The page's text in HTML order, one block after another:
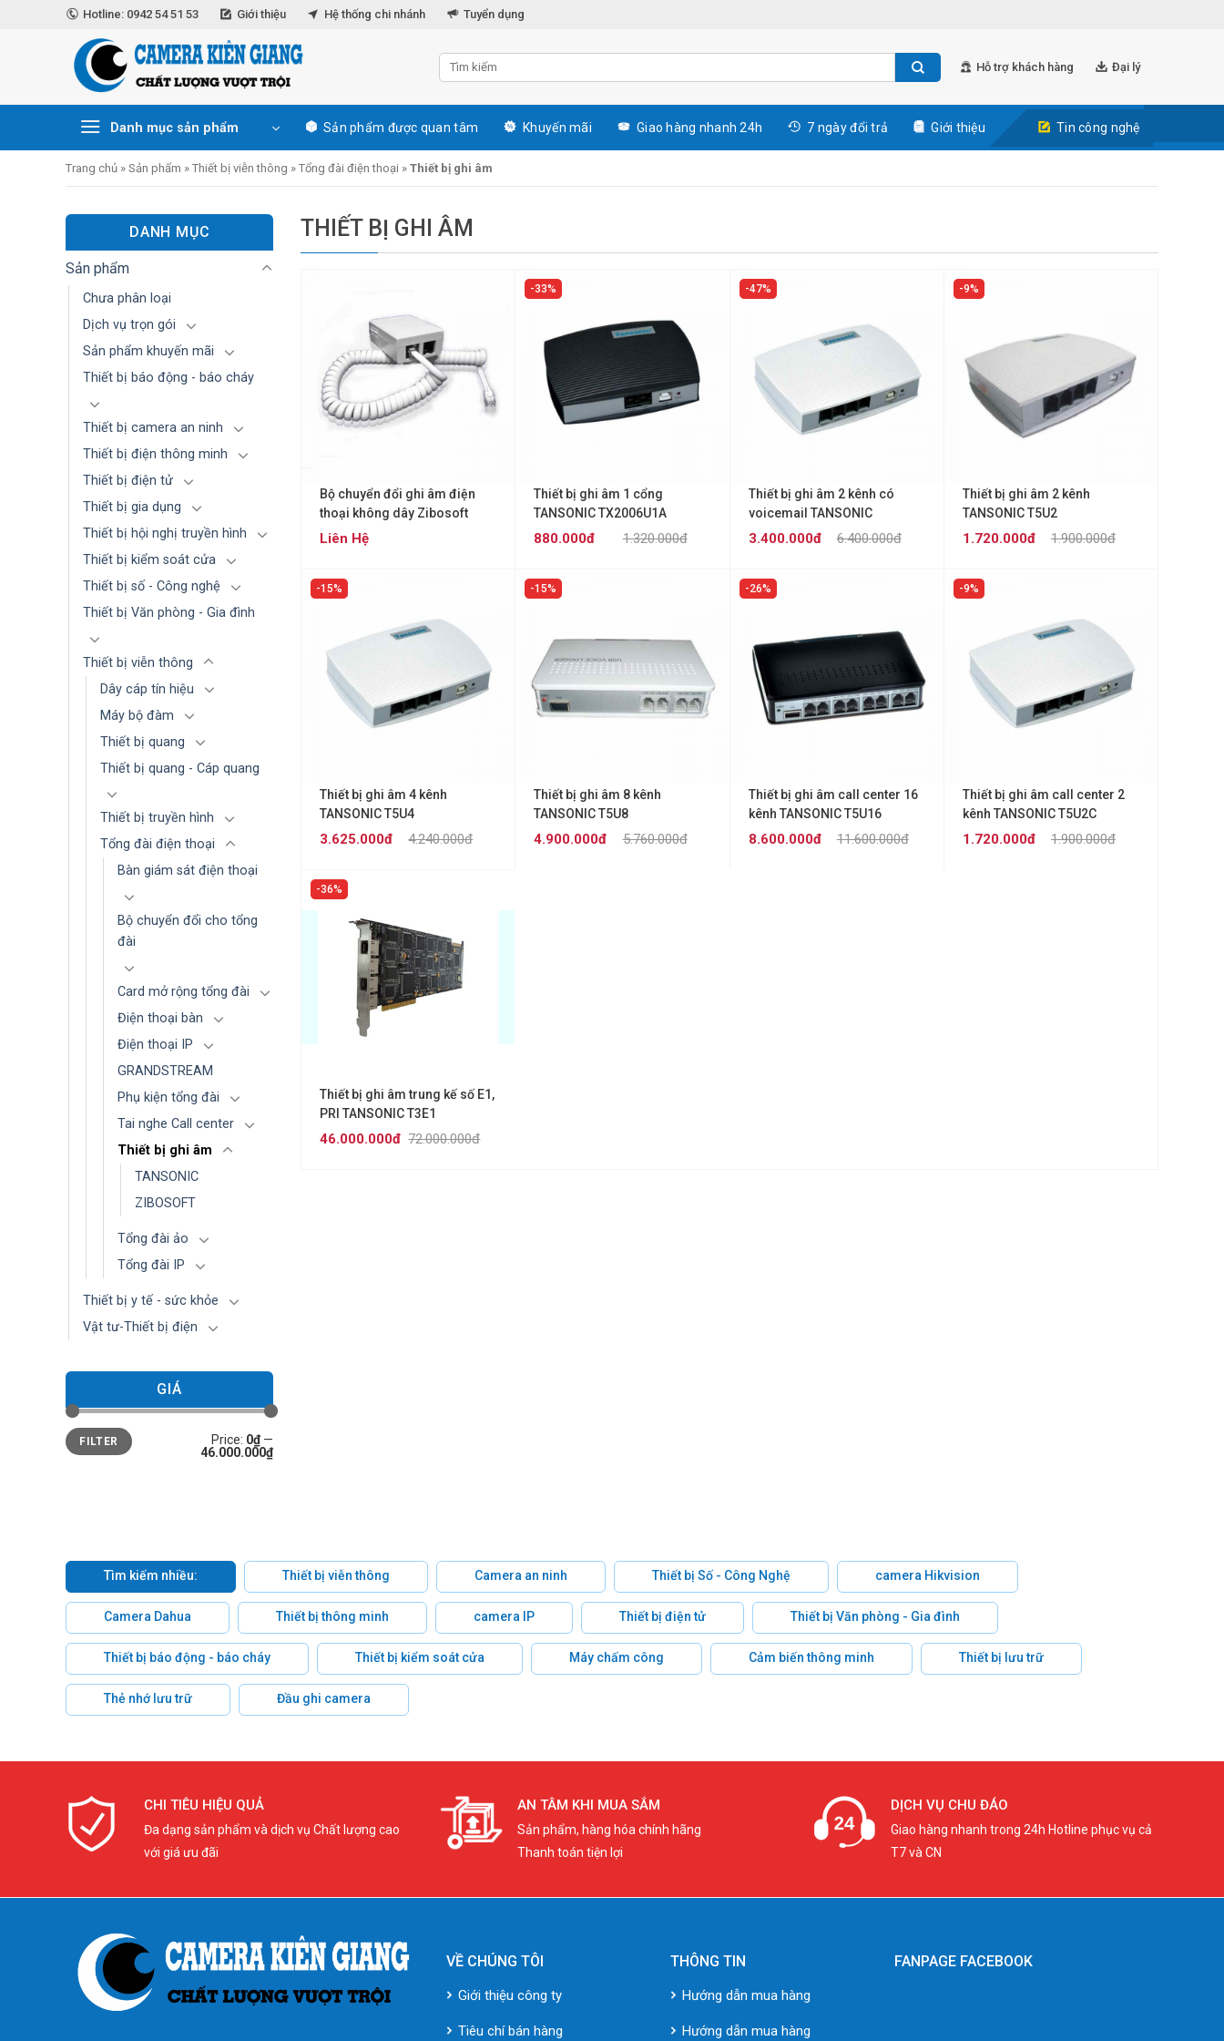
Hotline: 0942 54 51 53 Giới thiệu Hệ thống chi nhánh Tuyển dụng
Hỗ trợ khách hàng Đại lý
Danh mục sản phẩm Sản phẩm được quan tâm Khuyến mãi Giao hàng nhanh 24h 7 ngày đổi trả Giới thiệu Tin công nghệ
Trang chủ » Sản phẩm » Thiết bị viễn thông » Tổng đài điện thoại » Thiết bị ghi âm
DANH MỤC
Sản phẩm
Chưa phân loại
Dịch vụ trọn gói
Sản phẩm khuyến mãi
Thiết bị báo động - báo cháy
Thiết bị camera an ninh
Thiết bị điện thông minh
Thiết bị điện tử
Thiết bị gia dụng
Thiết bị hội nghị truyền hình
Thiết bị kiểm soát cửa
Thiết bị số - Công nghệ
Thiết bị Văn phòng - Gia đình
Thiết bị viễn thông
Dây cáp tín hiệu
Máy bộ đàm
Thiết bị quang
Thiết bị quang - Cáp quang
Thiết bị truyền hình
Tổng đài điện thoại
Bàn giám sát điện thoại
Bộ chuyển đổi cho tổng
đài
Card mở rộng tổng đài
Điện thoại bàn
Điện thoại IP
GRANDSTREAM
Phụ kiện tổng đài
Tai nghe Call center
Thiết bị ghi âm
TANSONIC
ZIBOSOFT
Tổng đài ảo
Tổng đài IP
Thiết bị y tế - sức khỏe
Vật tư-Thiết bị điện
GIÁ
Min
price
Max
priceFILTER Price: 0₫ —
46.000.000₫
THIẾT BỊ GHI ÂM
Bộ chuyển đổi ghi âm điện
thoại không dây Zibosoft
CV1-Box converter
Liên Hệ
33%
Thiết bị ghi âm 1 cổng
TANSONIC TX2006U1A
1.320.000đ
880.000đ
47%
Thiết bị ghi âm 2 kênh có
voicemail TANSONIC
TX2006U2G
6.400.000đ
3.400.000đ
9%
Thiết bị ghi âm 2 kênh
TANSONIC T5U2
1.900.000đ
1.720.000đ
15%
Thiết bị ghi âm 4 kênh
TANSONIC T5U4
4.240.000đ
3.625.000đ
15%
Thiết bị ghi âm 8 kênh
TANSONIC T5U8
5.760.000đ
4.900.000đ
26%
Thiết bị ghi âm call center 16
kênh TANSONIC T5U16
11.600.000đ
8.600.000đ
9%
Thiết bị ghi âm call center 2
kênh TANSONIC T5U2C
1.900.000đ
1.720.000đ
36%
Thiết bị ghi âm trung kế số E1,
PRI TANSONIC T3E1
72.000.000đ
46.000.000đ
Tìm kiếm nhiều: Thiết bị viễn thông Camera an ninh Thiết bị Số - Công Nghệ camera Hikvision
Camera Dahua Thiết bị thông minh camera IP Thiết bị điện tử Thiết bị Văn phòng - Gia đình
Thiết bị báo động - báo cháy Thiết bị kiểm soát cửa Máy chấm công Cảm biến thông minh Thiết bị lưu trữ
Thẻ nhớ lưu trữ Đầu ghi camera
CHI TIÊU HIỆU QUẢ
Đa dạng sản phẩm và dịch vụ Chất lượng cao
với giá ưu đãi
AN TÂM KHI MUA SẮM
Sản phẩm, hàng hóa chính hãng
Thanh toán tiện lợi
DỊCH VỤ CHU ĐÁO
Giao hàng nhanh trong 24h Hotline phục vụ cả
T7 và CN
VỀ CHÚNG TÔI
Giới thiệu công ty
Tiêu chí bán hàng
THÔNG TIN
Hướng dẫn mua hàng
Hướng dẫn mua hàng
FANPAGE FACEBOOK